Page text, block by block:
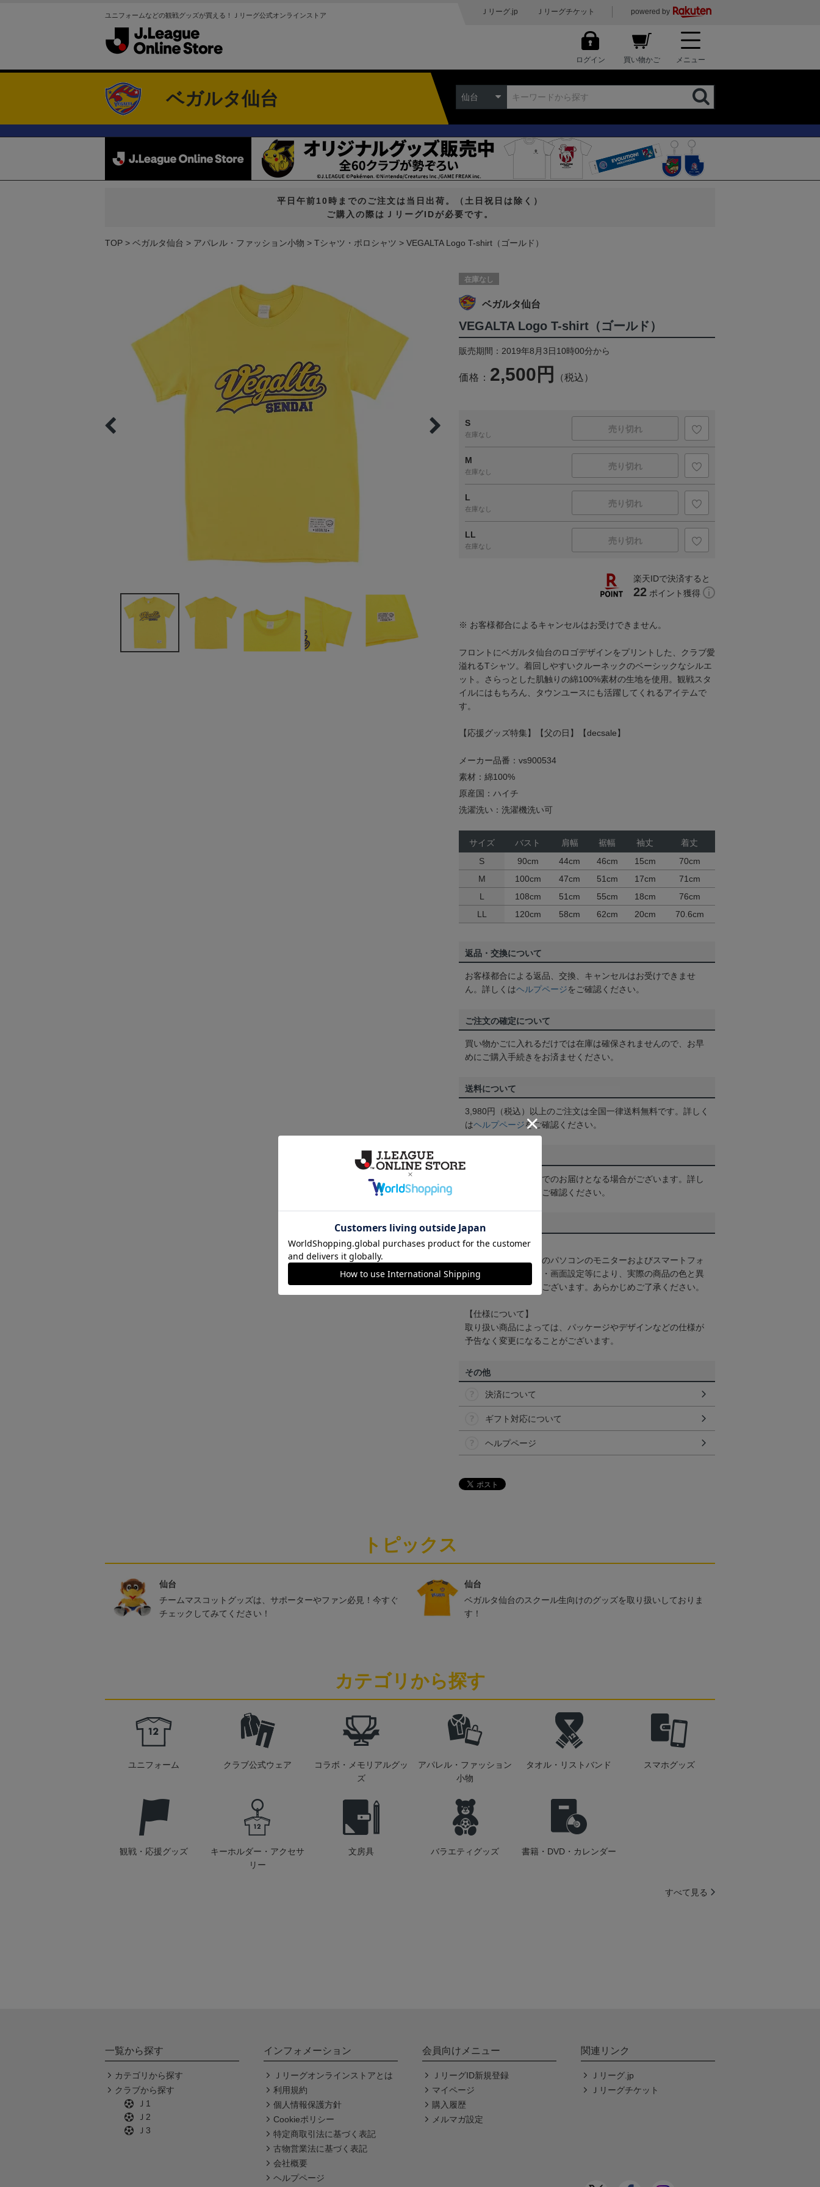
ユニフォームなどの観戦グッズが買える！Ｊリーグ公式オンラインストア Ｊリーグ.jp Ｊリーグチケット powered by
ログイン 買い物かご メニュー
ベガルタ仙台 仙台
平日午前10時までのご注文は当日出荷。（土日祝日は除く）
ご購入の際はＪリーグIDが必要です。
TOP ベガルタ仙台 アパレル・ファッション小物 Tシャツ・ポロシャツ VEGALTA Logo T-shirt（ゴールド）
在庫なし
ベガルタ仙台
VEGALTA Logo T-shirt（ゴールド）
販売期間：2019年8月3日10時00分から
価格： 2,500円 （税込）
S
在庫なし
売り切れ
M
在庫なし
売り切れ
L
在庫なし
売り切れ
LL
在庫なし
売り切れ
楽天IDで決済すると
22 ポイント獲得
※ お客様都合によるキャンセルはお受けできません。
フロントにベガルタ仙台のロゴデザインをプリントした、クラブ愛
溢れるTシャツ。着回しやすいクルーネックのベーシックなシルエ
ット。さらっとした肌触りの綿100%素材の生地を使用。観戦スタ
イルにはもちろん、タウンユースにも活躍してくれるアイテムで
す。
【応援グッズ特集】【父の日】【decsale】
メーカー品番：vs900534
素材：綿100%
原産国：ハイチ
洗濯洗い：洗濯機洗い可
サイズ バスト 肩幅 裾幅 袖丈
着丈
S
90cm 44cm 46cm 15cm
70cm
M
100cm 47cm 51cm 17cm
71cm
L
108cm 51cm 55cm 18cm
76cm
LL
120cm 58cm 62cm 20cm 70.6cm
返品・交換について
お客様都合による返品、交換、キャンセルはお受けできませ
ん。詳しくはヘルプページをご確認ください。
ご注文の確定について
買い物かごに入れるだけでは在庫は確保されませんので、お早
めにご購入手続きをお済ませください。
送料について
3,980円（税込）以上のご注文は全国一律送料無料です。詳しく
はヘルプページをご確認ください。
一部商品はメール便でのお届けとなる場合がございます。詳し
をご確認ください。
商品について
【カラーについて】
商品画像は、お使いのパソコンのモニターおよびスマートフォ
ンのメーカー・機種・画面設定等により、実際の商品の色と異
なって見える場合がございます。あらかじめご了承ください。
【仕様について】
取り扱い商品によっては、パッケージやデザインなどの仕様が
予告なく変更になることがございます。
その他
決済について
ギフト対応について
ヘルプページ
トピックス
仙台
チームマスコットグッズは、サポーターやファン必見！今すぐ
チェックしてみてください！
仙台
ベガルタ仙台のスクール生向けのグッズを取り扱いしておりま
す！
カテゴリから探す
ユニフォーム クラブ公式ウェア
コラボ・メモリアルグッ
ズ
アパレル・ファッション
小物
タオル・リストバンド スマホグッズ
観戦・応援グッズ
キーホルダー・アクセサ
リー
文房具 バラエティグッズ 書籍・DVD・カレンダー
すべて見る
一覧から探す
カテゴリから探す
クラブから探す
Ｊ1
Ｊ2
Ｊ3
インフォメーション
Ｊリーグオンラインストアとは
利用規約
個人情報保護方針
Cookieポリシー
特定商取引法に基づく表記
古物営業法に基づく表記
会社概要
ヘルプページ
会員向けメニュー
ＪリーグID新規登録
マイページ
購入履歴
メルマガ設定
関連リンク
Ｊリーグ.jp
Ｊリーグチケット